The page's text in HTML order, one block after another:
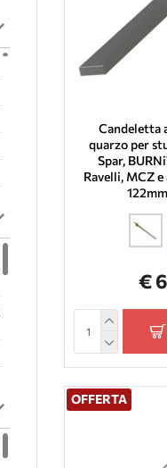
Candeletta
quarzo per
Spar,
Ravelli, MCZ
€
OFFERTA